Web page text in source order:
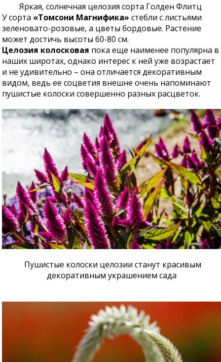
Яркая, солнечная целозия сорта Голден Флитц
У сорта «Томсони Магнифика» стебли с листьями
зеленовато-розовые, а цветы бордовые. Растение
может достичь высоты 60-80 см.
Целозия колосковая пока еще наименее популярна в
наших широтах, однако интерес к ней уже возрастает
и не удивительно – она отличается декоративным
видом, ведь ее соцветия внешне очень напоминают
пушистые колоски совершенно разных расцветок.
Пушистые колоски целозии станут красивым
декоративным украшением сада